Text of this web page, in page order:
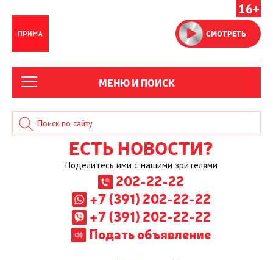
16+
СМОТРЕТЬ
МЕНЮ И ПОИСК
ЕСТЬ НОВОСТИ?
Поделитесь ими с нашими зрителями
202-22-22
+7 (391) 202-22-22
+7 (391) 202-22-22
Подать объявление